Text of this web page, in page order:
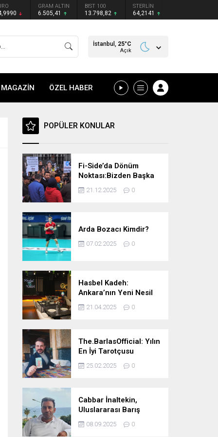
GRAM ALTIN
6.505,41
BIST 100
13.798,82
STERLİN
64,2141
İstanbul, 25°C
Açık
MAGAZİN ÖZEL HABER
POPÜLER KONULAR
Fi-Side’da Dönüm
Noktası:Bizden Başka
Çare Yok, Kendi
Göbeğimizi Kendimiz
21.12.2025 0
Arda Bozacı Kimdir?
07.02.2025 0
Hasbel Kadeh:
Ankara’nın Yeni Nesil
Mekanı – Meyhane &
Pub Keyfi
21.04.2025 0
The.BarlasOfficial: Yılın
En İyi Tarotçusu
Ödülüne Katılmadı!
25.02.2025 0
Cabbar İnaltekin,
Uluslararası Barış
Hareketi Silifke İlçe
Başkanlığı’na Atandı
08.09.2025 0